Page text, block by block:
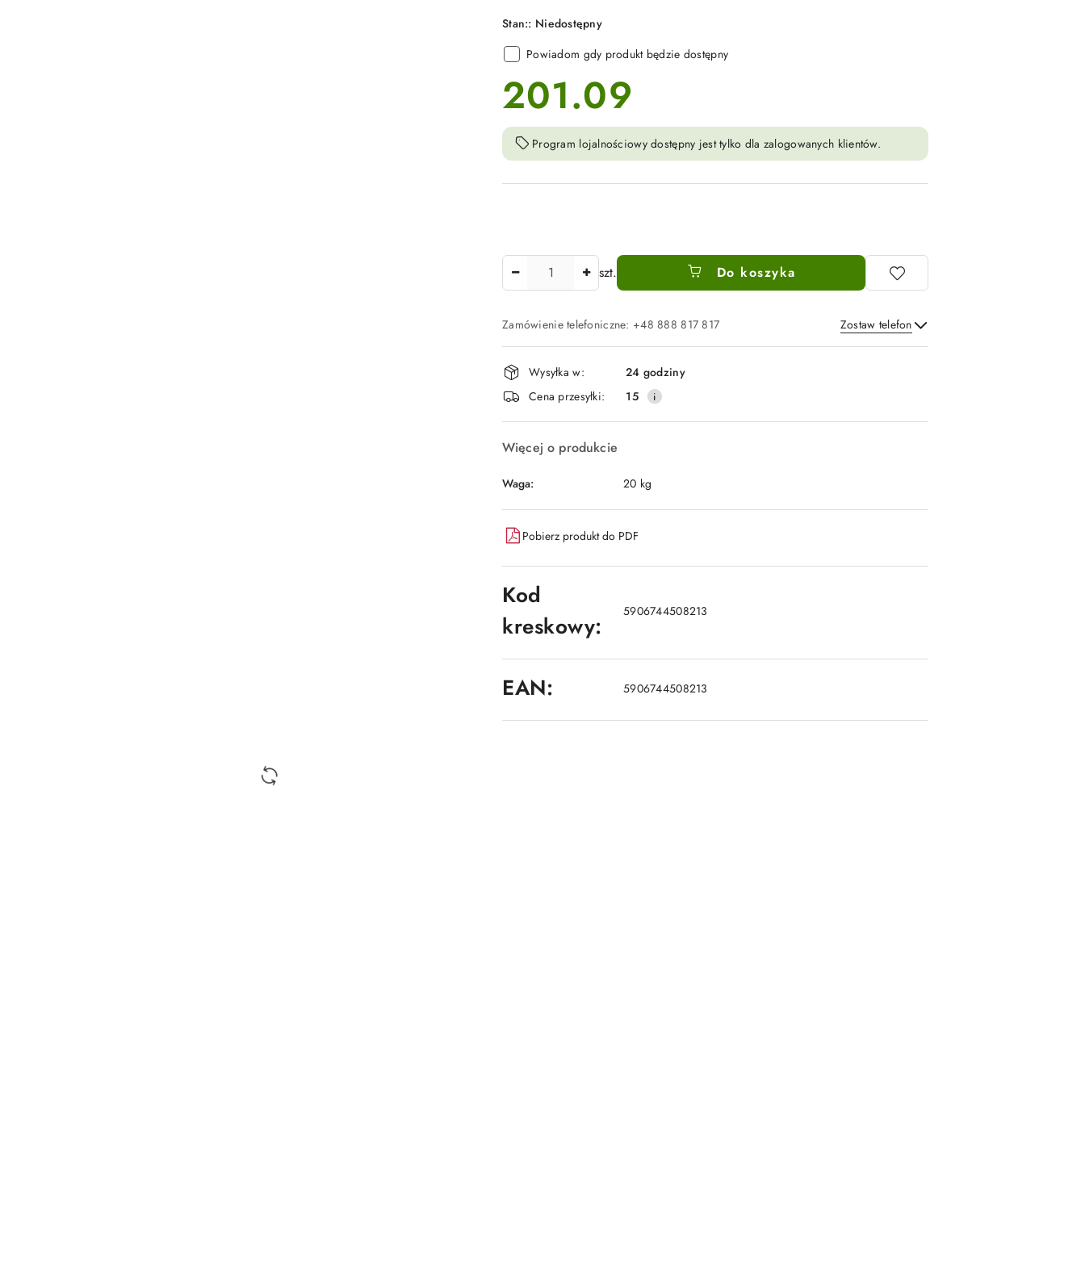
Stan:: Niedostępny
Powiadom gdy produkt będzie dostępny
cena:
201.09
Program lojalnościowy dostępny jest tylko dla zalogowanych klientów.
szt. Do koszyka
Zamówienie telefoniczne: +48 888 817 817 Zostaw telefon
Wyślij
Dostępność
i
dostawa
Wysyłka w:
24 godziny
Cena przesyłki:
15
Więcej o produkcie
Waga: 20 kg
Pobierz produkt do PDF
Kod
kreskowy:
5906744508213
EAN: 5906744508213